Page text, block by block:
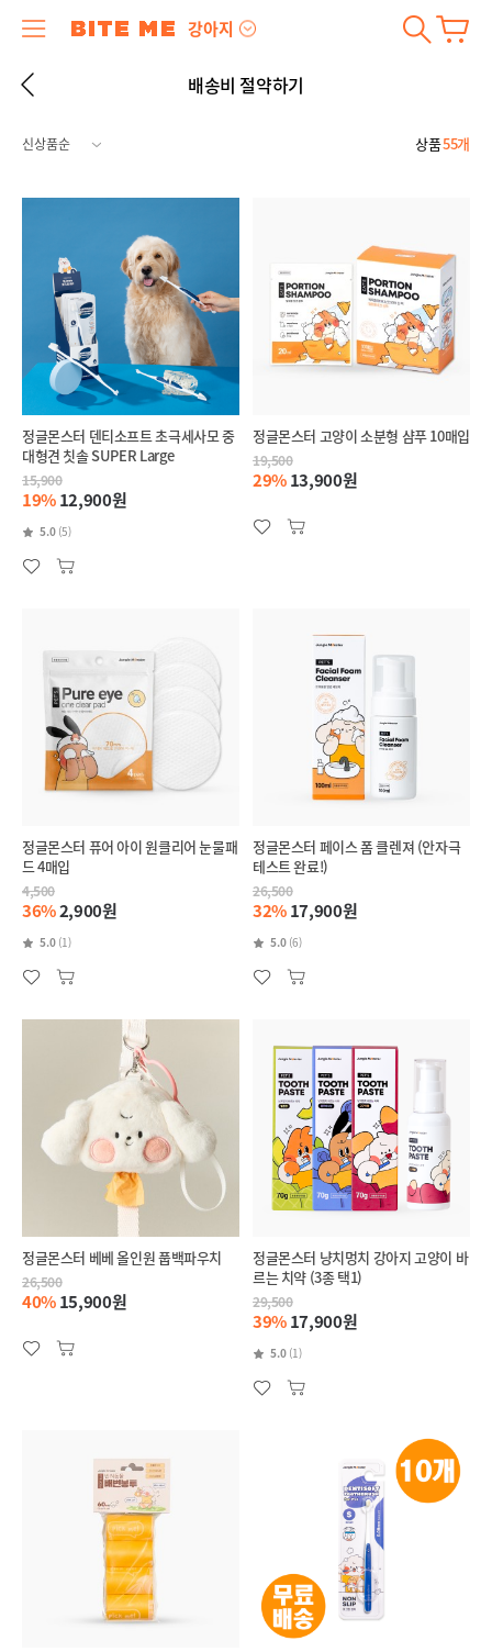
강아지
배송비 절약하기
상품55개
정글몬스터 덴티소프트 초극세사모 중
대형견 칫솔 SUPER Large
15,900
19%12,900원
5.0 (5)
정글몬스터 고양이 소분형 샴푸 10매입
19,500
29%13,900원
정글몬스터 퓨어 아이 원클리어 눈물패
드 4매입
4,500
36%2,900원
5.0 (1)
정글몬스터 페이스 폼 클렌져 (안자극
테스트 완료!)
26,500
32%17,900원
5.0 (6)
정글몬스터 베베 올인원 풉백파우치
26,500
40%15,900원
정글몬스터 냥치멍치 강아지 고양이 바
르는 치약 (3종 택1)
29,500
39%17,900원
5.0 (1)